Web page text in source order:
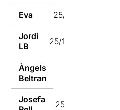
Eva 25/10/2024
Jordi
LB
25/10/2024
Àngels
Beltran
Josefa
25/10/2024